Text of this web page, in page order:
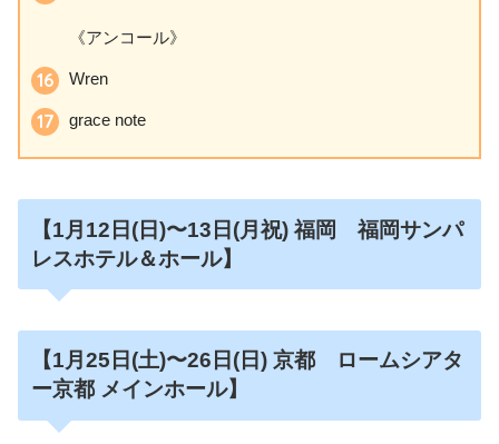
《アンコール》
Wren
grace note
【1月12日 (日)〜13日(月祝)福岡 福岡サンパ
レスホテル＆ホール】
【1月25日 (土)〜26日(日) 京都 ロームシアタ
ー京都 メインホール】